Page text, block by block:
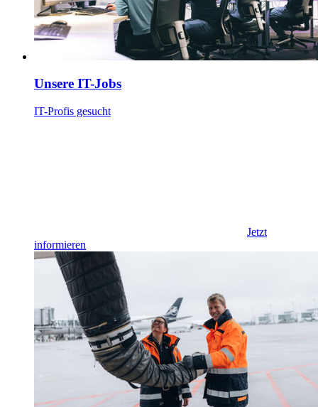
Unsere IT-Jobs
IT-Profis gesucht
Jetzt
informieren